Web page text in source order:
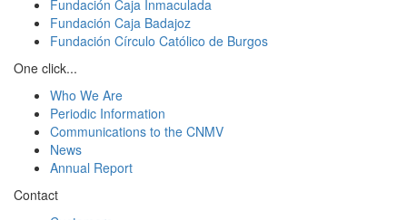
Fundación Caja Inmaculada
Fundación Caja Badajoz
Fundación Círculo Católico de Burgos
One click...
Who We Are
Periodic Information
Communications to the CNMV
News
Annual Report
Contact